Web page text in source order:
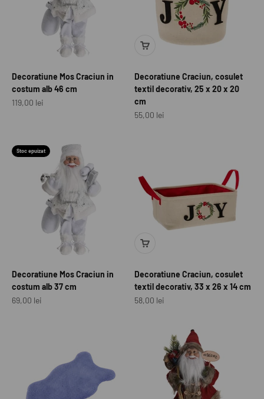
Decoratiune Mos Craciun in
costum alb 46 cm
Preț redus
119,00 lei
Decoratiune Craciun, cosulet
textil decorativ, 25 x 20 x 20
cm
Preț redus
55,00 lei
Stoc epuizat
Decoratiune Mos Craciun in
costum alb 37 cm
Preț redus
69,00 lei
Decoratiune Craciun, cosulet
textil decorativ, 33 x 26 x 14 cm
Preț redus
58,00 lei